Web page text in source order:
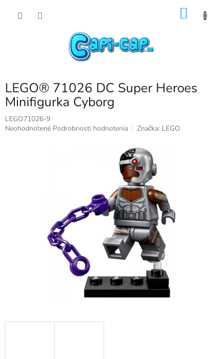
LEGO® 71026 DC Super Heroes
Minifigurka Cyborg
LEGO71026-9
Priemerné
Neohodnotené Podrobnosti hodnotenia Značka: LEGO